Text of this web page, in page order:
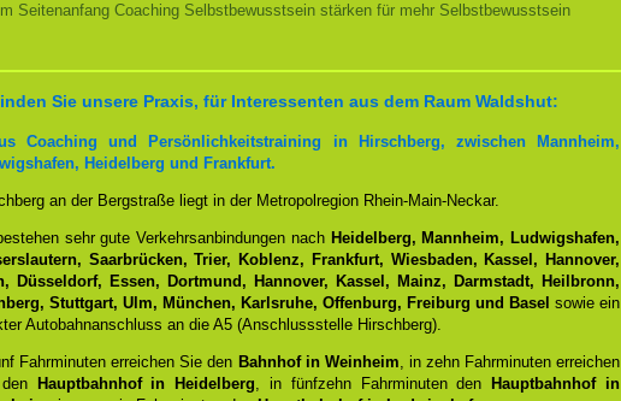
Seitenanfang Coaching Selbstbewusstsein stärken für mehr Selbstbewusstsein
Sie unsere Praxis, für Interessenten aus dem Raum Waldshut:
Coaching und Persönlichkeitstraining in Hirschberg, zwischen Mannheim,
Heidelberg und Frankfurt.
an der Bergstraße liegt in der Metropolregion Rhein-Main-Neckar.
sehr gute Verkehrsanbindungen nach Heidelberg, Mannheim, Ludwigshafen,
Saarbrücken, Trier, Koblenz, Frankfurt, Wiesbaden, Kassel, Hannover,
Düsseldorf, Essen, Dortmund, Hannover, Kassel, Mainz, Darmstadt, Heilbronn,
Stuttgart, Ulm, München, Karlsruhe, Offenburg, Freiburg und Basel sowie ein
Autobahnanschluss an die A5 (Anschlussstelle Hirschberg).
Fahrminuten erreichen Sie den Bahnhof in Weinheim, in zehn Fahrminuten erreichen
Hauptbahnhof in Heidelberg, in fünfzehn Fahrminuten den
Hauptbahnhof in